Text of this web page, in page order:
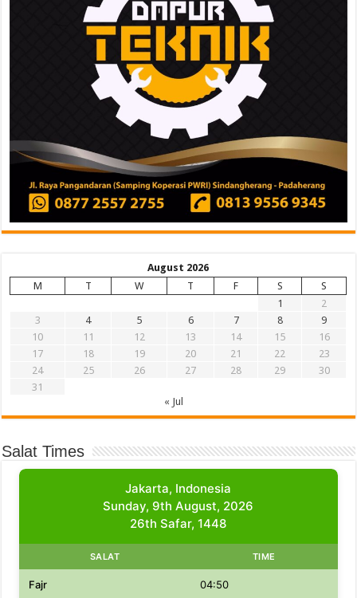
August 2026
M
T W T F S
S
1
2
3
4 5 6 7 8
9
10
11 12 13 14 15
16
17
18 19 20 21 22
23
24
25 26 27 28 29
30
31
« Jul
Salat Times
Jakarta, Indonesia
Sunday, 9th August, 2026
26th Safar, 1448
SALAT TIME
Fajr 04:50